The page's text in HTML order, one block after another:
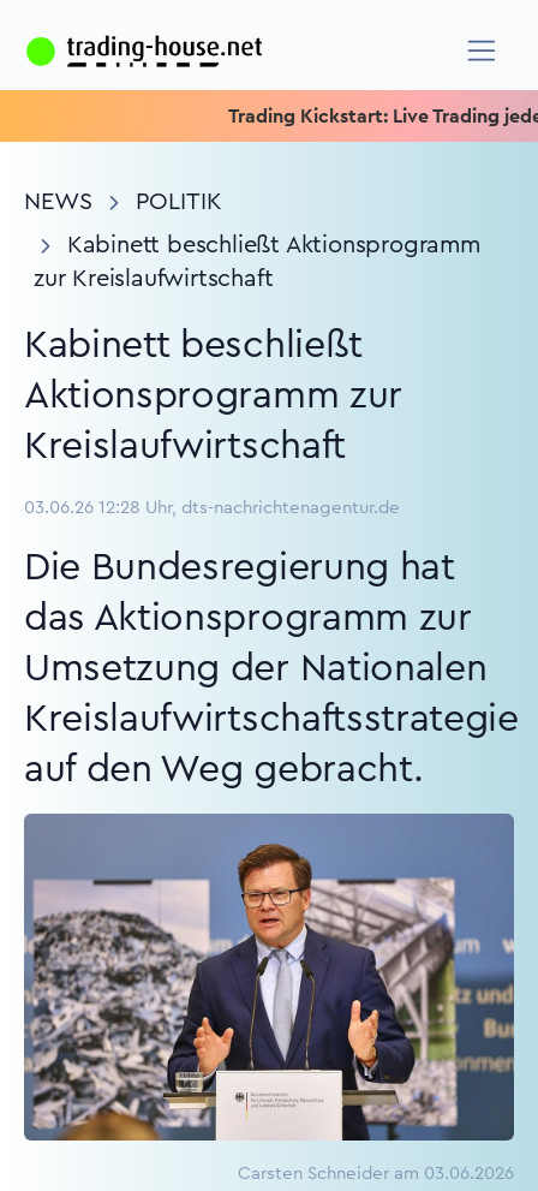
Trading Kickstart: Live Trading jeden
NEWS
POLITIK
Kabinett beschließt Aktionsprogramm
zur Kreislaufwirtschaft
Kabinett beschließt
Aktionsprogramm zur
Kreislaufwirtschaft
03.06.26 12:28 Uhr, dts-nachrichtenagentur.de
Die Bundesregierung hat
das Aktionsprogramm zur
Umsetzung der Nationalen
Kreislaufwirtschaftsstrategie
auf den Weg gebracht.
Carsten Schneider am 03.06.2026